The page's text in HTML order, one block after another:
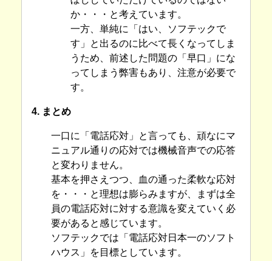
か・・・と考えています。
一方、単純に「はい、ソフテックで
す」と出るのに比べて長くなってしま
うため、前述した問題の「早口」にな
ってしまう弊害もあり、注意が必要で
す。
4. まとめ
一口に「電話応対」と言っても、頑なにマ
ニュアル通りの応対では機械音声での応答
と変わりません。
基本を押さえつつ、血の通った柔軟な応対
を・・・と理想は膨らみますが、まずは全
員の電話応対に対する意識を変えていく必
要があると感じています。
ソフテックでは「電話応対日本一のソフト
ハウス」を目標としています。